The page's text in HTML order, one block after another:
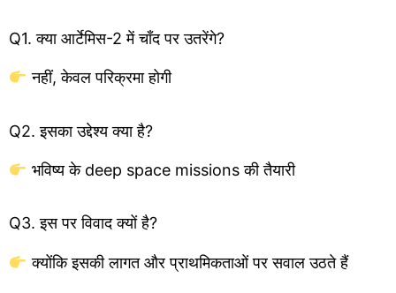
Q1. क्या आर्टेमिस-2 में चाँद पर उतरेंगे?
नहीं, केवल परिक्रमा होगी
Q2. इसका उद्देश्य क्या है?
भविष्य के deep space missions की तैयारी
Q3. इस पर विवाद क्यों है?
क्योंकि इसकी लागत और प्राथमिकताओं पर सवाल उठते हैं